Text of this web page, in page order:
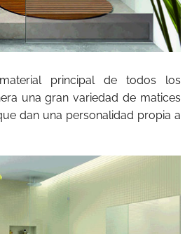
principal de todos los
una gran variedad de matices
dan una personalidad propia a